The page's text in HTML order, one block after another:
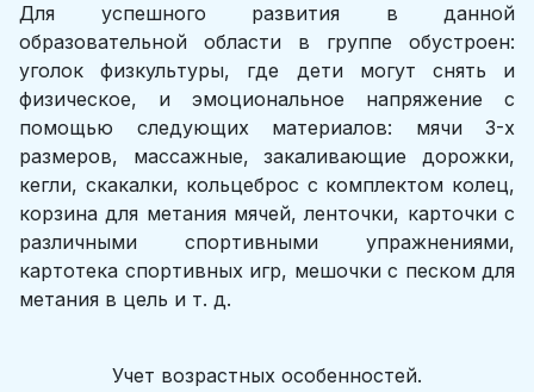
Для успешного развития в данной
образовательной области в группе обустроен:
уголок физкультуры, где дети могут снять и
физическое, и эмоциональное напряжение с
помощью следующих материалов: мячи 3-х
размеров, массажные, закаливающие дорожки,
кегли, скакалки, кольцеброс с комплектом колец,
корзина для метания мячей, ленточки, карточки с
различными спортивными упражнениями,
картотека спортивных игр, мешочки с песком для
метания в цель и т. д.
Учет возрастных особенностей.